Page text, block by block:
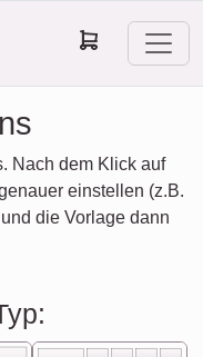
Nach dem Klick auf
einstellen (z.B.
die Vorlage dann